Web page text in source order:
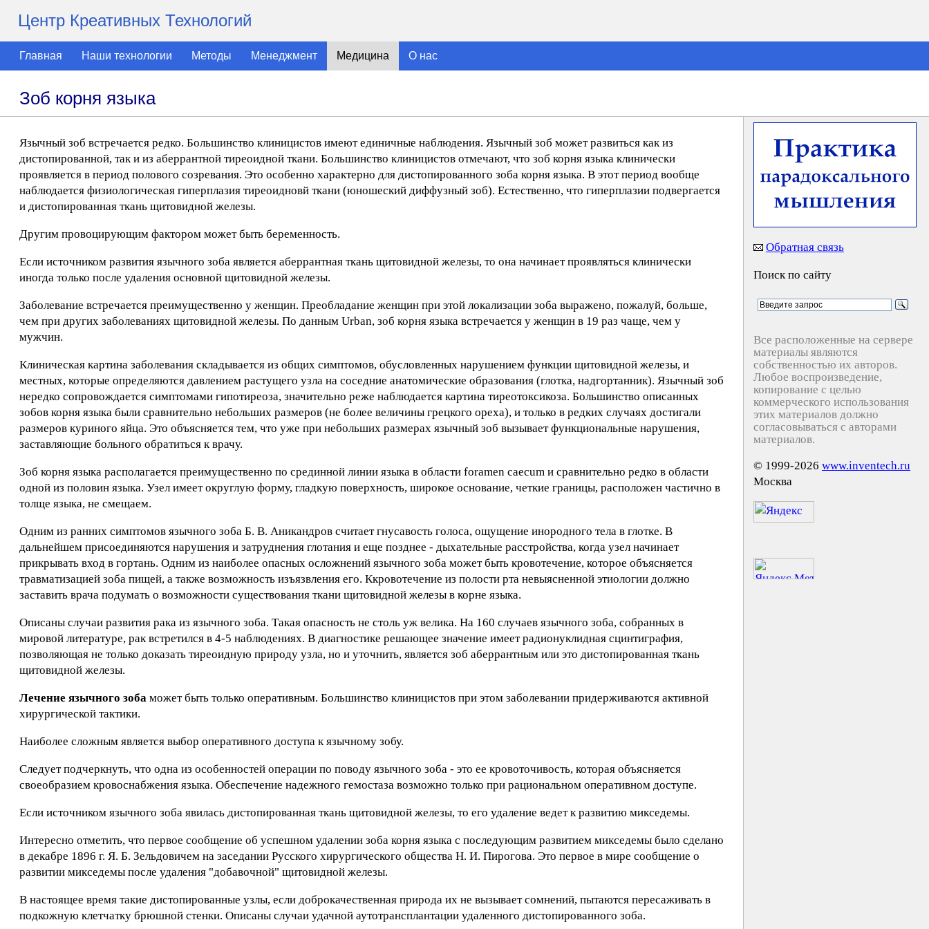
Центр Креативных Технологий
Главная Наши технологии Методы Менеджмент Медицина О нас
Зоб корня языка
Язычный зоб встречается редко. Большинство клиницистов имеют единичные наблюдения. Язычный зоб может развиться как из
дистопированной, так и из аберрантной тиреоидной ткани. Большинство клиницистов отмечают, что зоб корня языка клинически
проявляется в период полового созревания. Это особенно характерно для дистопированного зоба корня языка. В этот период вообще
наблюдается физиологическая гиперплазия тиреоидновй ткани (юношеский диффузный зоб). Естественно, что гиперплазии подвергается
и дистопированная ткань щитовидной железы.
Другим провоцирующим фактором может быть беременность.
Если источником развития язычного зоба является аберрантная ткань щитовидной железы, то она начинает проявляться клинически
иногда только после удаления основной щитовидной железы.
Заболевание встречается преимущественно у женщин. Преобладание женщин при этой локализации зоба выражено, пожалуй, больше,
чем при других заболеваниях щитовидной железы. По данным Urban, зоб корня языка встречается у женщин в 19 раз чаще, чем у
мужчин.
Клиническая картина заболевания складывается из общих симптомов, обусловленных нарушением функции щитовидной железы, и
местных, которые определяются давлением растущего узла на соседние анатомические образования (глотка, надгортанник). Язычный зоб
нередко сопровождается симптомами гипотиреоза, значительно реже наблюдается картина тиреотоксикоза. Большинство описанных
зобов корня языка были сравнительно небольших размеров (не более величины грецкого ореха), и только в редких случаях достигали
размеров куриного яйца. Это объясняется тем, что уже при небольших размерах язычный зоб вызывает функциональные нарушения,
заставляющие больного обратиться к врачу.
Зоб корня языка располагается преимущественно по срединной линии языка в области foramen caecum и сравнительно редко в области
одной из половин языка. Узел имеет округлую форму, гладкую поверхность, широкое основание, четкие границы, расположен частично в
толще языка, не смещаем.
Одним из ранних симптомов язычного зоба Б. В. Аникандров считает гнусавость голоса, ощущение инородного тела в глотке. В
дальнейшем присоединяются нарушения и затруднения глотания и еще позднее - дыхательные расстройства, когда узел начинает
прикрывать вход в гортань. Одним из наиболее опасных осложнений язычного зоба может быть кровотечение, которое объясняется
травматизацией зоба пищей, а также возможность изъязвления его. Ккровотечение из полости рта невыясненной этиологии должно
заставить врача подумать о возможности существования ткани щитовидной железы в корне языка.
Описаны случаи развития рака из язычного зоба. Такая опасность не столь уж велика. На 160 случаев язычного зоба, собранных в
мировой литературе, рак встретился в 4-5 наблюдениях. В диагностике решающее значение имеет радионуклидная сцинтиграфия,
позволяющая не только доказать тиреоидную природу узла, но и уточнить, является зоб аберрантным или это дистопированная ткань
щитовидной железы.
Лечение язычного зоба может быть только оперативным. Большинство клиницистов при этом заболевании придерживаются активной
хирургической тактики.
Наиболее сложным является выбор оперативного доступа к язычному зобу.
Следует подчеркнуть, что одна из особенностей операции по поводу язычного зоба - это ее кровоточивость, которая объясняется
своеобразием кровоснабжения языка. Обеспечение надежного гемостаза возможно только при рациональном оперативном доступе.
Если источником язычного зоба явилась дистопированная ткань щитовидной железы, то его удаление ведет к развитию микседемы.
Интересно отметить, что первое сообщение об успешном удалении зоба корня языка с последующим развитием микседемы было сделано
в декабре 1896 г. Я. Б. Зельдовичем на заседании Русского хирургического общества Н. И. Пирогова. Это первое в мире сообщение о
развитии микседемы после удаления "добавочной" щитовидной железы.
В настоящее время такие дистопированные узлы, если доброкачественная природа их не вызывает сомнений, пытаются пересаживать в
подкожную клетчатку брюшной стенки. Описаны случаи удачной аутотрансплантации удаленного дистопированного зоба.
Обратная связь
Поиск по сайту
Все расположенные на сервере
материалы являются
собственностью их авторов.
Любое воспроизведение,
копирование с целью
коммерческого использования
этих материалов должно
согласовываться с авторами
материалов.
© 1999-2026 www.inventech.ru
Москва